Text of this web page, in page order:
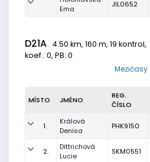
Ema
JIL0652
D21A 4.50 km, 160 m, 19 kontrol,
koef.: 0, PB: 0
Mezičasy
MÍSTO JMÉNO
REG.
ČÍSLO
1.
Králová
Denisa
PHK9150
2.
Dittrichová
Lucie
SKM0551